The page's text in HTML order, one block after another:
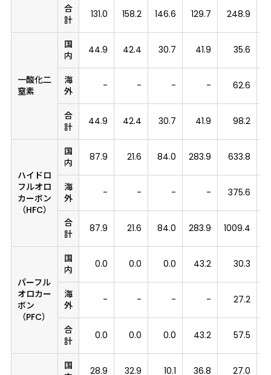
合
計
131.0 158.2 146.6 129.7 248.9
一酸化二
窒素
国
内
44.9 42.4 30.7 41.9 35.6
海
外
- - - - 62.6
合
計
44.9 42.4 30.7 41.9 98.2
ハイドロ
フルオロ
カーボン
（HFC）
国
内
87.9 21.6 84.0 283.9 633.8
海
外
- - - - 375.6
合
計
87.9 21.6 84.0 283.9 1009.4
パーフル
オロカー
ボン
（PFC）
国
内
0.0 0.0 0.0 43.2 30.3
海
外
- - - - 27.2
合
計
0.0 0.0 0.0 43.2 57.5
国
28.9 32.9 10.1 36.8 27.0